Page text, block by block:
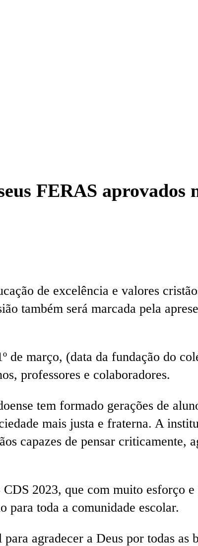
FERAS aprovados
de excelência e valores
também será marcada pela
de março, (data da fundação do
professores e colaboradores.
tem formado gerações de
mais justa e fraterna. A
capazes de pensar criticamente,
2023, que com muito esforço
para toda a comunidade escolar.
agradecer a Deus por todas as